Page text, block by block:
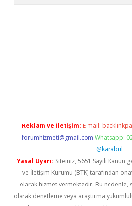
Reklam ve İletişim: E-mail:
forumhizmeti@gmail.com Whatsapp:
@karabul
Yasal Uyarı: Sitemiz, 5651 Sayılı
ve İletişim Kurumu (BTK) tarafından
olarak hizmet vermektedir. Bu
olarak denetleme veya araştırma